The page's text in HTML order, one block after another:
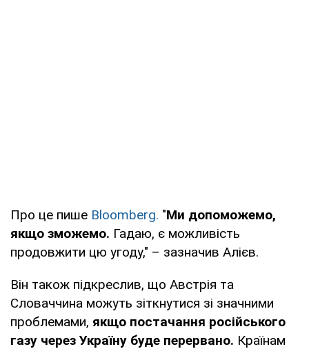
Про це пише Bloomberg. "Ми допоможемо,
якщо зможемо. Гадаю, є можливість
продовжити цю угоду," – зазначив Алієв.
Він також підкреслив, що Австрія та
Словаччина можуть зіткнутися зі значними
проблемами, якщо постачання російського
газу через Україну буде перервано. Країнам